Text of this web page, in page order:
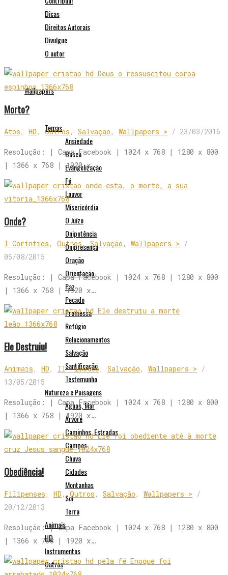
Dicas
Direitos Autorais
Divulgue
O autor
Wallpapers
Temas
Ansiedade
Busca
Evangelização
Fé
Louvor
Misericórdia
O Juízo
Onipotência
Onipresença
Oração
Orientação
Paz
Pecado
Promessa
Refúgio
Relacionamentos
Salvação
Santificação
Testemunho
Natureza e Paisagens
Águas, Mar
Árvore
Caminhos, Estradas
Campos
Chuva
Cidades
Montanhas
Sol
Terra
Animais
HD
Instrumentos
Outros
Morto?
Atos , HD , Outros , Salvação , Wallpapers > / 23/03/2016
Resolução: | Capa Facebook | 1024 x 768 | 1280 x 800
| 1366 x 768 | 1920 x…
Onde?
I Coríntios , Outros,Salvação , Wallpapers > /
05/08/2015
Resolução: | Capa Facebook | 1024 x 768 | 1280 x 800
| 1366 x 768 | 1920 x…
Ele Destruiu!
Animais , HD , II Timóteo , Salvação , Wallpapers > /
13/05/2015
Resolução: | Capa Facebook | 1024 x 768 | 1280 x 800
| 1366 x 768 | 1920 x…
Obediência!
Filipenses , HD ,Outros , Salvação , Wallpapers > /
20/12/2013
Resolução: | Capa Facebook | 1024 x 768 | 1280 x 800
| 1366 x 768 | 1920 x…